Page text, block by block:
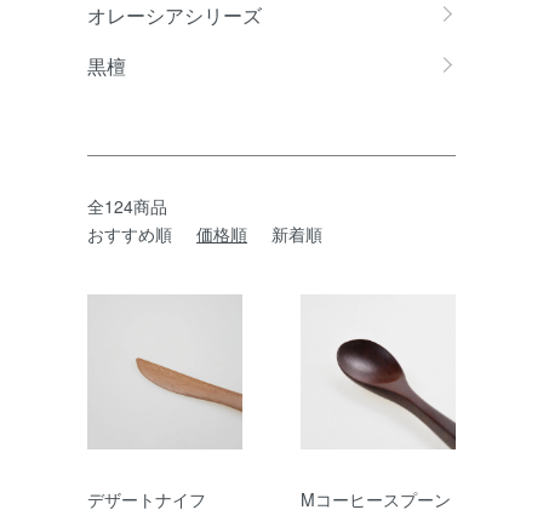
オレーシアシリーズ
黒檀
全124商品
おすすめ順
価格順 新着順
デザートナイフ
Mコーヒースプーン